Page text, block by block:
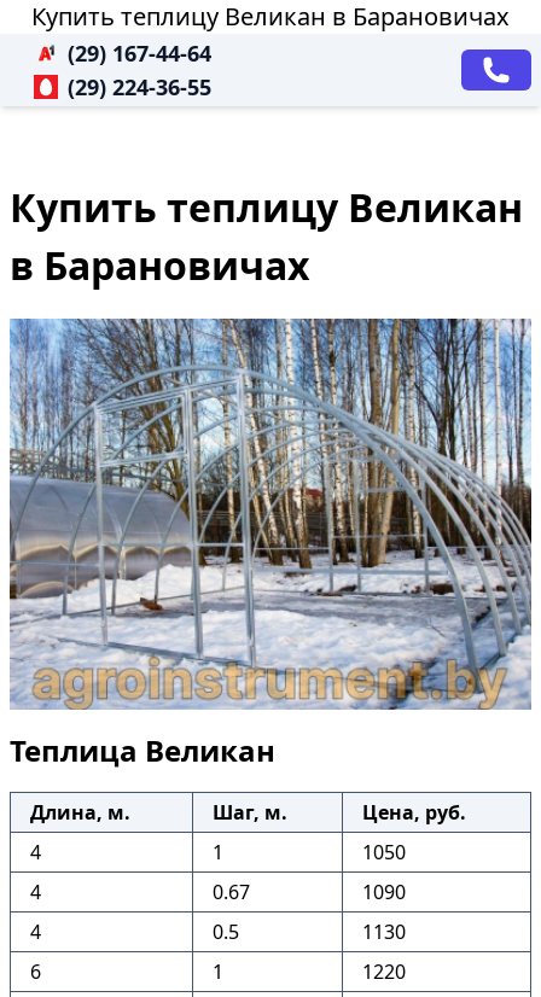
Купить теплицу Великан в Барановичах
(29) 167-44-64
(29) 224-36-55
Купить теплицу Великан
в Барановичах
Теплица Великан
Длина, м. Шаг, м.
Цена, руб.
4
1
1050
4
0.67
1090
4
0.5
1130
6
1
1220